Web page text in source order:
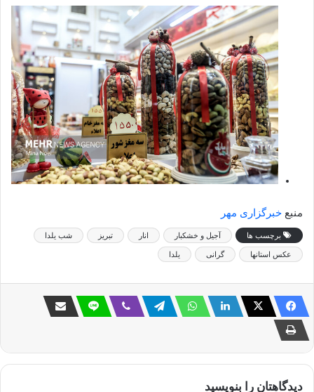
منبع خبرگزاری مهر
برچسب ها آجیل و خشکبار انار تبریز شب یلدا
عکس استانها گرانی یلدا
دیدگاهتان را بنویسید